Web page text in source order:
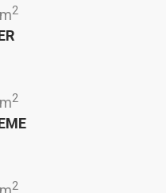
2
2
2